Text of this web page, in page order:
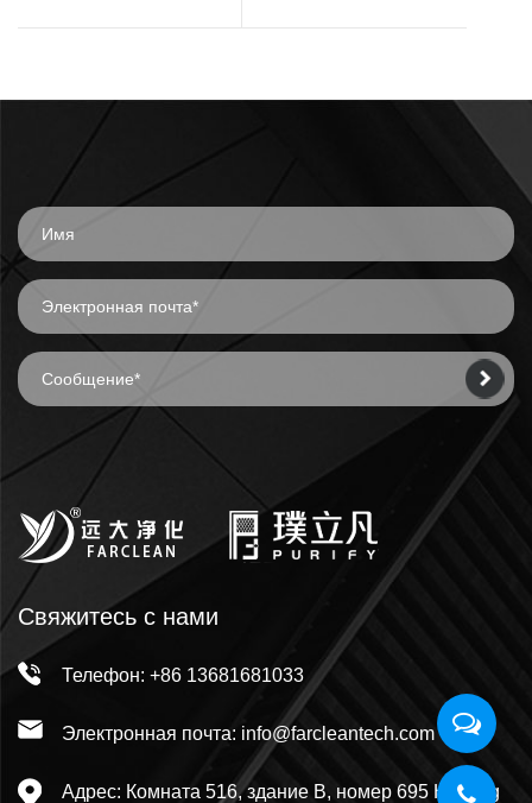
Свяжитесь с нами
Телефон: +86 13681681033
Электронная почта: info@farcleantech.com
Адрес: Комната 516, здание В, номер 695 Huilong